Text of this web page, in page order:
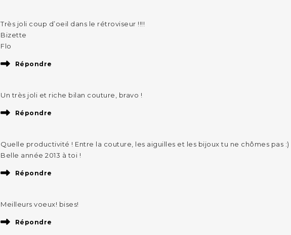
Très joli coup d’oeil dans le rétroviseur !!!!
Bizette
Flo
Répondre
Un très joli et riche bilan couture, bravo !
Répondre
Quelle productivité ! Entre la couture, les aiguilles et les bijoux tu ne chômes pas :)
Belle année 2013 à toi !
Répondre
Meilleurs voeux! bises!
Répondre